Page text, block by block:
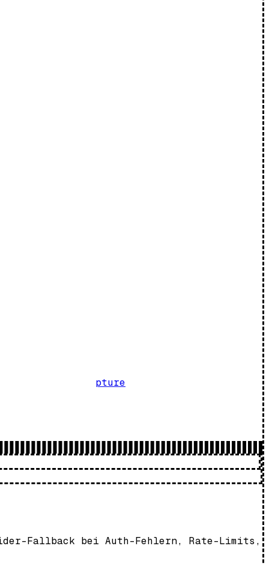
pture
Fallback bei Auth-Fehlern, Rate-Limits,